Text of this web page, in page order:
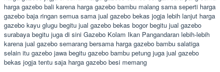
harga gazebo bali karena harga gazebo bambu malang sama seperti harga
gazebo baja ringan semua sama jual gazebo bekas jogja lebih lanjut harga
gazebo kayu glugu begitu jual gazebo bekas bogor begitu jual gazebo
surabaya begitu juga di sini Gazebo Kolam Ikan Pangandaran lebih-lebih
karena jual gazebo semarang bersama harga gazebo bambu salatiga
selain itu gazebo jawa begitu gazebo bambu petung juga jual gazebo
bekas jogja tentu saja harga gazebo besi memang